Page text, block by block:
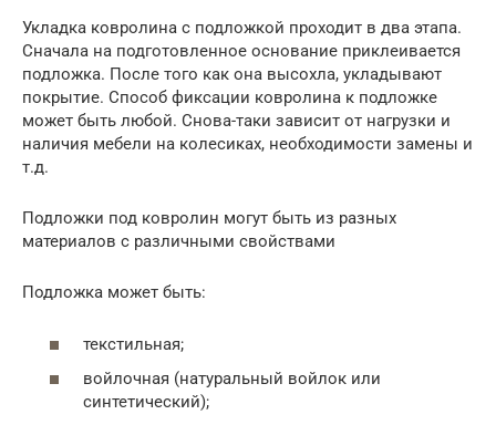
Укладка ковролина с подложкой проходит в два этапа.
Сначала на подготовленное основание приклеивается
подложка. После того как она высохла, укладывают
покрытие. Способ фиксации ковролина к подложке
может быть любой. Снова-таки зависит от нагрузки и
наличия мебели на колесиках, необходимости замены и
т.д.
Подложки под ковролин могут быть из разных
материалов с различными свойствами
Подложка может быть:
текстильная;
войлочная (натуральный войлок или
синтетический);